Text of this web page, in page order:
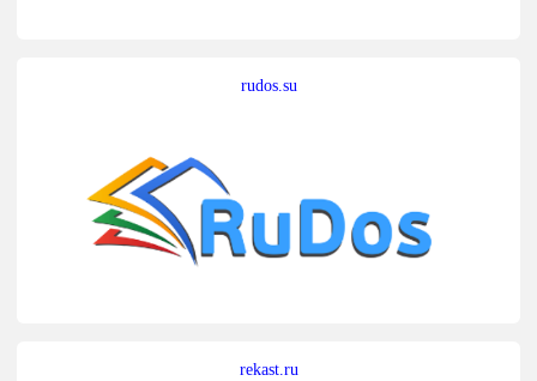
rudos.su
rekast.ru